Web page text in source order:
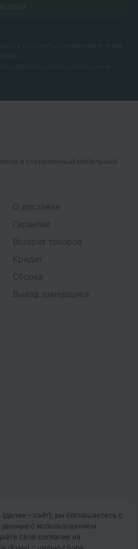
и современный мебельный
О доставке
Гарантии
Возврат товаров
Кредит
Сборка
Выезд замерщика
– сайт), вы соглашаетесь с
с использованием
своё согласие на